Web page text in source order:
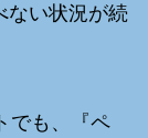
ない状況が続
でも、『ペ